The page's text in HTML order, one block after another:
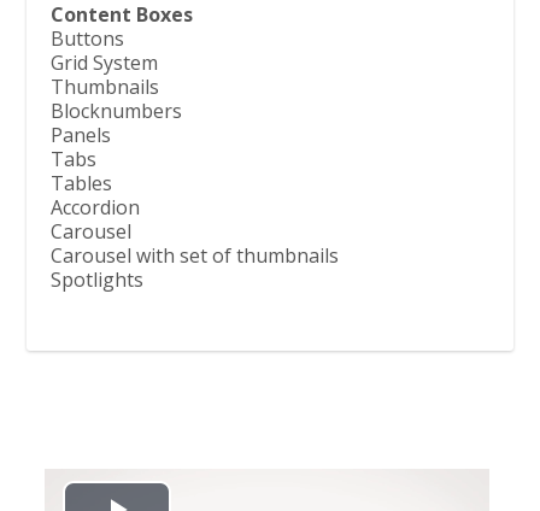
Content Boxes
Buttons
Grid System
Thumbnails
Blocknumbers
Panels
Tabs
Tables
Accordion
Carousel
Carousel with set of thumbnails
Spotlights